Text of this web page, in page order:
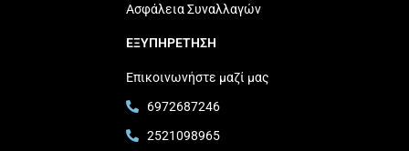
Ασφάλεια Συναλλαγών
ΕΞΥΠΗΡΕΤΗΣΗ
Επικοινωνήστε μαζί μας
6972687246
2521098965